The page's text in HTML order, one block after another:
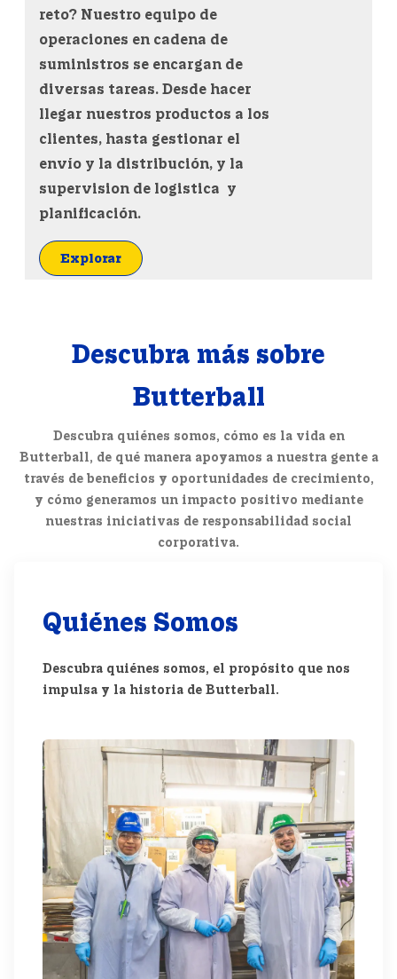
reto? Nuestro equipo de
operaciones en cadena de
suministros se encargan de
diversas tareas. Desde hacer
llegar nuestros productos a los
clientes, hasta gestionar el
envío y la distribución, y la
supervision de logistica y
planificación.
Explorar
Descubra más sobre
Butterball
Descubra quiénes somos, cómo es la vida en
Butterball, de qué manera apoyamos a nuestra gente a
través de beneficios y oportunidades de crecimiento,
y cómo generamos un impacto positivo mediante
nuestras iniciativas de responsabilidad social
corporativa.
Quiénes Somos
Descubra quiénes somos, el propósito que nos
impulsa y la historia de Butterball.